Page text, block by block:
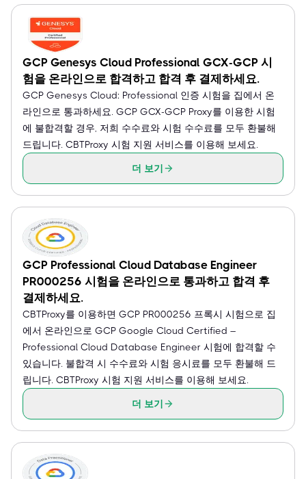
GCP Genesys Cloud Professional GCX-GCP 시
험을 온라인으로 합격하고 합격 후 결제하세요.
GCP Genesys Cloud: Professional 인증 시험을 집에서 온
라인으로 통과하세요. GCP GCX-GCP Proxy를 이용한 시험
에 불합격할 경우, 저희 수수료와 시험 수수료를 모두 환불해
드립니다. CBTProxy 시험 지원 서비스를 이용해 보세요.
더 보기
GCP Professional Cloud Database Engineer
PR000256 시험을 온라인으로 통과하고 합격 후
결제하세요.
CBTProxy를 이용하면 GCP PR000256 프록시 시험으로 집
에서 온라인으로 GCP Google Cloud Certified –
Professional Cloud Database Engineer 시험에 합격할 수
있습니다. 불합격 시 수수료와 시험 응시료를 모두 환불해 드
립니다. CBTProxy 시험 지원 서비스를 이용해 보세요.
더 보기